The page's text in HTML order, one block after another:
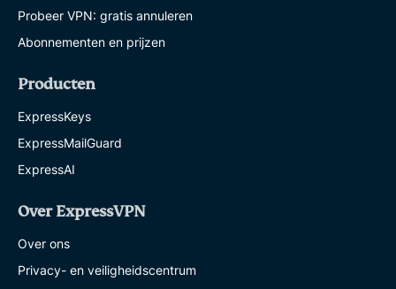
Probeer VPN: gratis annuleren
Abonnementen en prijzen
Producten
ExpressKeys
ExpressMailGuard
ExpressAI
Over ExpressVPN
Over ons
Privacy- en veiligheidscentrum